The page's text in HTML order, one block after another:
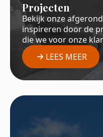
Projecten
Bekijk onze
inspireren door de
die we voor onze
LEES MEER